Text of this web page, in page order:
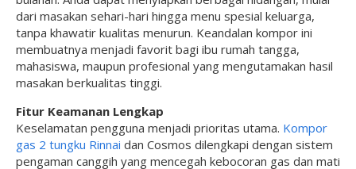
dari masakan sehari-hari hingga menu spesial keluarga,
tanpa khawatir kualitas menurun. Keandalan kompor ini
membuatnya menjadi favorit bagi ibu rumah tangga,
mahasiswa, maupun profesional yang mengutamakan hasil
masakan berkualitas tinggi.
Fitur Keamanan Lengkap
Keselamatan pengguna menjadi prioritas utama. Kompor
gas 2 tungku Rinnai dan Cosmos dilengkapi dengan sistem
pengaman canggih yang mencegah kebocoran gas dan mati